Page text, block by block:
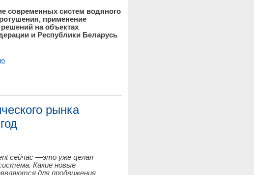
современных систем водяного
применение
на объектах
и Республики Беларусь
рынка
сейчас —это уже целая
Какие новые
для продвижения